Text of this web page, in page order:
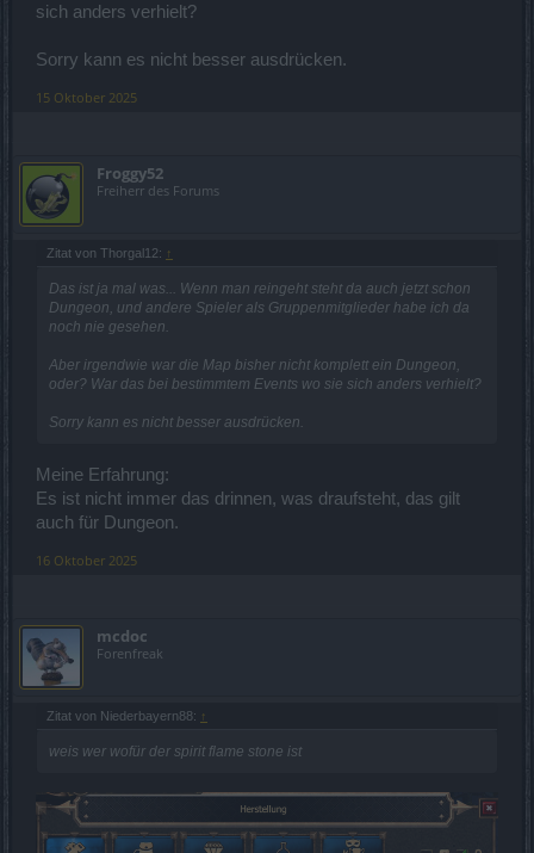
sich anders verhielt?
Sorry kann es nicht besser ausdrücken.
15 Oktober 2025
Froggy52
Freiherr des Forums
Zitat von Thorgal12: ↑
Das ist ja mal was... Wenn man reingeht steht da auch jetzt schon
Dungeon, und andere Spieler als Gruppenmitglieder habe ich da
noch nie gesehen.
Aber irgendwie war die Map bisher nicht komplett ein Dungeon,
oder? War das bei bestimmtem Events wo sie sich anders verhielt?
Sorry kann es nicht besser ausdrücken.
Meine Erfahrung:
Es ist nicht immer das drinnen, was draufsteht, das gilt
auch für Dungeon.
16 Oktober 2025
mcdoc
Forenfreak
Zitat von Niederbayern88: ↑
weis wer wofür der spirit flame stone ist